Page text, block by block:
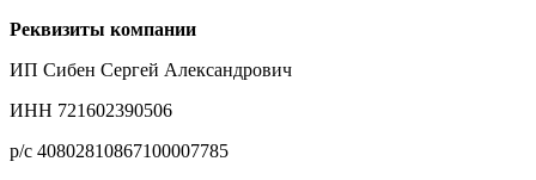
Реквизиты компании
ИП Сибен Сергей Александрович
ИНН 721602390506
р/с 40802810867100007785